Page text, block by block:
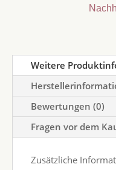
Weitere
Bewertungen (0)
Fragen vor dem
Zusätzliche